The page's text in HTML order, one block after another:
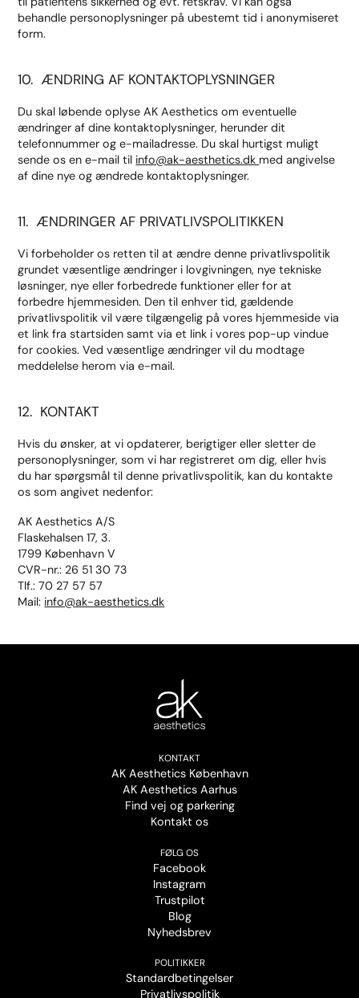
behandle personoplysninger på ubestemt tid i anonymiseret
form.
10. ÆNDRING AF KONTAKTOPLYSNINGER
Du skal løbende oplyse AK Aesthetics om eventuelle
ændringer af dine kontaktoplysninger, herunder dit
telefonnummer og e-mailadresse. Du skal hurtigst muligt
sende os en e-mail til info@ak-aesthetics.dk med angivelse
af dine nye og ændrede kontaktoplysninger.
11. ÆNDRINGER AF PRIVATLIVSPOLITIKKEN
Vi forbeholder os retten til at ændre denne privatlivspolitik
grundet væsentlige ændringer i lovgivningen, nye tekniske
løsninger, nye eller forbedrede funktioner eller for at
forbedre hjemmesiden. Den til enhver tid, gældende
privatlivspolitik vil være tilgængelig på vores hjemmeside via
et link fra startsiden samt via et link i vores pop-up vindue
for cookies. Ved væsentlige ændringer vil du modtage
meddelelse herom via e-mail.
12. KONTAKT
Hvis du ønsker, at vi opdaterer, berigtiger eller sletter de
personoplysninger, som vi har registreret om dig, eller hvis
du har spørgsmål til denne privatlivspolitik, kan du kontakte
os som angivet nedenfor:
AK Aesthetics A/S
Flaskehalsen 17, 3.
1799 København V
CVR-nr.: 26 51 30 73
Tlf.: 70 27 57 57
Mail: info@ak-aesthetics.dk
KONTAKT
AK Aesthetics København
AK Aesthetics Aarhus
Find vej og parkering
Kontakt os
FØLG OS
Facebook
Instagram
Trustpilot
Blog
Nyhedsbrev
POLITIKKER
Standardbetingelser
Privatlivspolitik